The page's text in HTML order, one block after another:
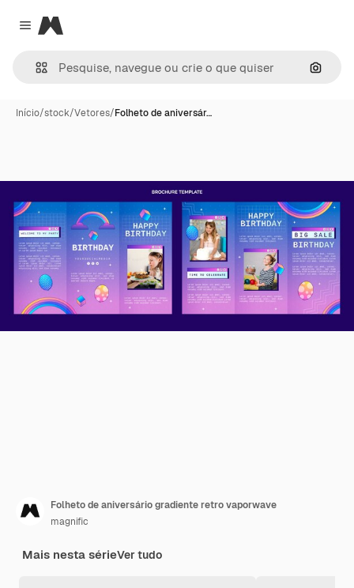
Close menu
Magnific
Início/stock/Vetores/Folheto de aniversár…
Folheto de aniversário gradiente retro vaporwave
magnific
Mais nesta sérieVer tudo